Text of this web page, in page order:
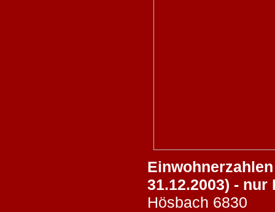
31.12.2003) -
Hösbach 6830